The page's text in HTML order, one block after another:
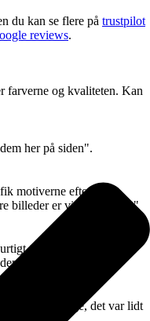
du kan se flere på trustpilot
reviews.
farverne og kvaliteten. Kan
her på siden".
motiverne efter 3
billeder er virkelig flotte."
talt med kundeservice
rigtige".
efter 7 dage, det var lidt